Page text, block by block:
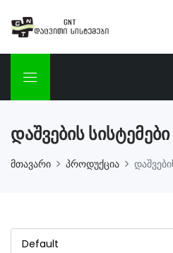
Დაშვების Სისტემები
მთავარი პროდუქცია